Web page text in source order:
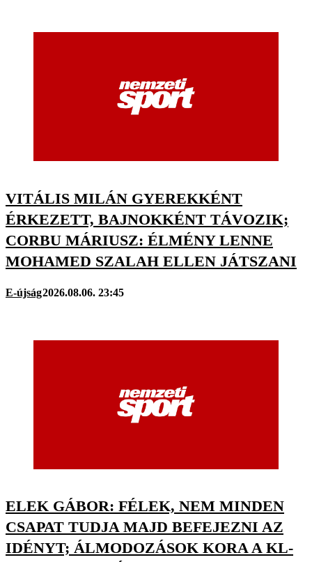
VITÁLIS MILÁN GYEREKKÉNT
ÉRKEZETT, BAJNOKKÉNT TÁVOZIK;
CORBU MÁRIUSZ: ÉLMÉNY LENNE
MOHAMED SZALAH ELLEN JÁTSZANI
E-újság2026.08.06. 23:45
ELEK GÁBOR: FÉLEK, NEM MINDEN
CSAPAT TUDJA MAJD BEFEJEZNI AZ
IDÉNYT; ÁLMODOZÁSOK KORA A KL-